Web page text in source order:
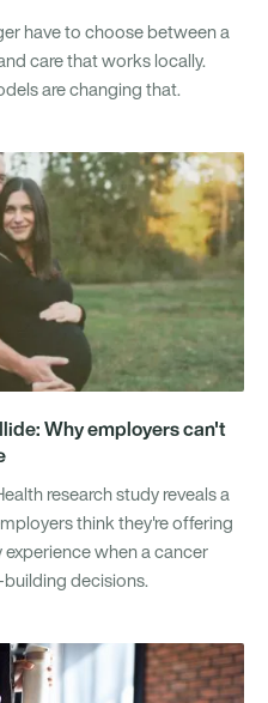
have to choose between a
care that works locally.
are changing that.
Why employers can't
research study reveals a
think they're offering
when a cancer
decisions.